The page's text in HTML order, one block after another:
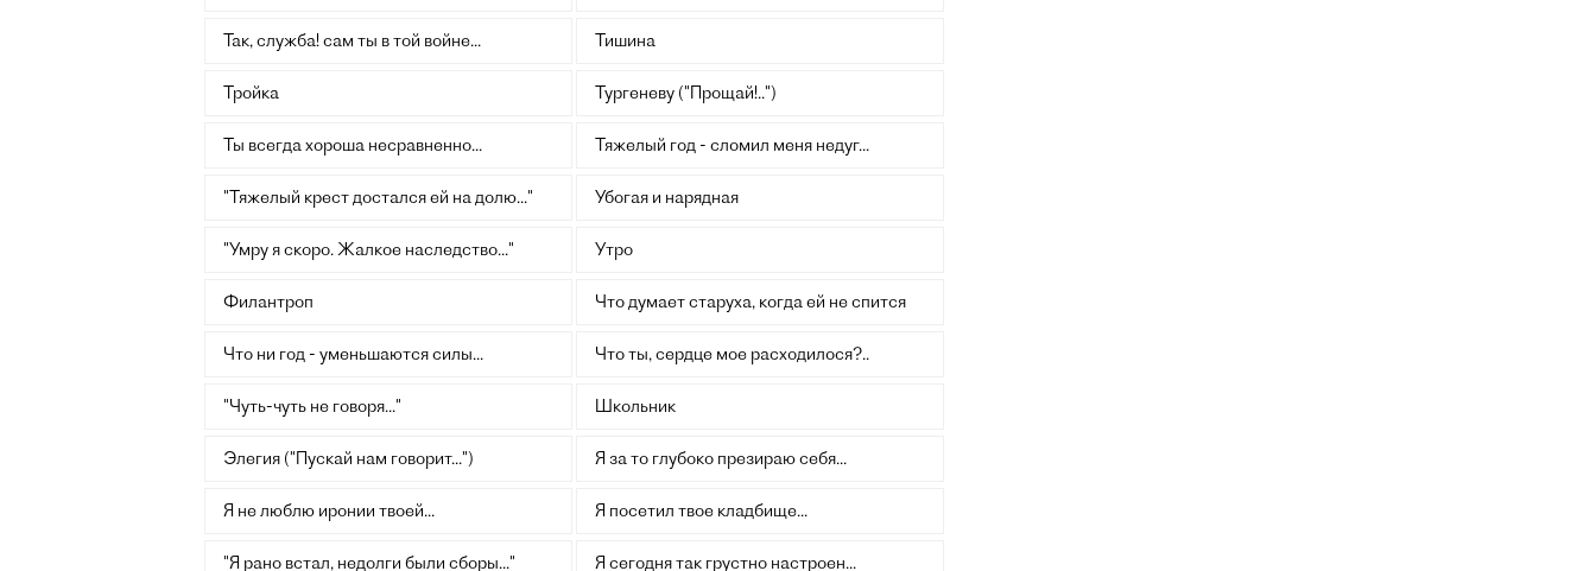
Так, служба! сам ты в той войне... Тишина
Тройка Тургеневу ("Прощай!..")
Ты всегда хороша несравненно... Тяжелый год - сломил меня недуг...
"Тяжелый крест достался ей на долю..." Убогая и нарядная
"Умру я скоро. Жалкое наследство..." Утро
Филантроп Что думает старуха, когда ей не спится
Что ни год - уменьшаются силы... Что ты, сердце мое расходилося?..
"Чуть-чуть не говоря..." Школьник
Элегия ("Пускай нам говорит...") Я за то глубоко презираю себя...
Я не люблю иронии твоей... Я посетил твое кладбище...
"Я рано встал, недолги были сборы..." Я сегодня так грустно настроен...